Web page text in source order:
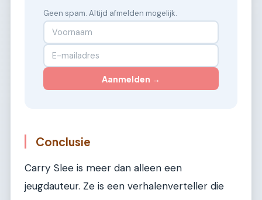
Geen spam. Altijd afmelden mogelijk.
Aanmelden →
Conclusie
Carry Slee is meer dan alleen een
jeugdauteur. Ze is een verhalenverteller die